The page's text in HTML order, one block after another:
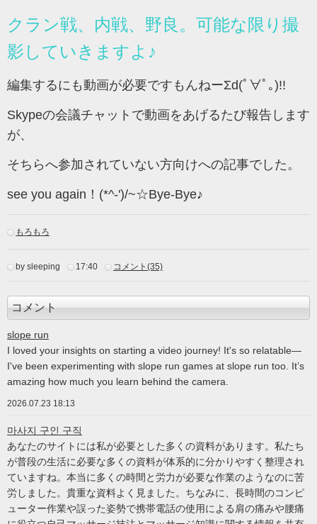
クラン戦、内戦、野良。可能な限り撮
影していきますよ♪
編集するにも動画が必要ですもんねーΣd(ﾟ∀ﾟ｡)!!
Skypeの会議チャットで動画をあげるたび報告します
が、
そちらへ参加されていない方向けへの記事でした。
see you again！(*^-')/~☆Bye-Bye♪
もろもろ
by sleeping 17:40 コメント(35)
コメント
slope run
I loved your insights on starting a video journey! It's so relatable—
I've been experimenting with slope run games at slope run too. It’s
amazing how much you learn behind the camera.
2026.07.23 18:13
마사지 구인 구직
あなたのサイトには私が必要とした多くの資料があります。私たち
が普段の生活に必要な多くの資料が体系的に分かりやすく整理され
ていますね。本当に多くの時間と労力が必要な作業のようなのに苦
労しました。貴重な資料よく見ました。ちなみに、長時間のコンピ
ューター作業や誤った姿勢で携帯電話の使用による肩の痛みや腰痛